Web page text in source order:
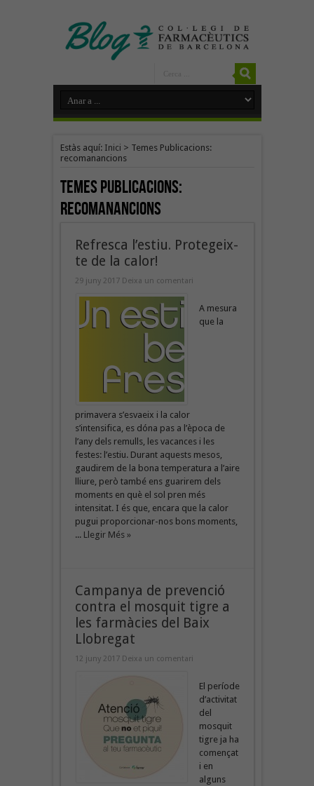
Estàs aquí: Inici > Temes Publicacions:
recomanancions
Temes Publicacions:
recomanancions
Refresca l’estiu. Protegeix-
te de la calor!
29 juny 2017 Deixa un comentari
A mesura
que la
primavera s’esvaeix i la calor
s’intensifica, es dóna pas a l’època de
l’any dels remulls, les vacances i les
festes: l’estiu. Durant aquests mesos,
gaudirem de la bona temperatura a l’aire
lliure, però també ens guarirem dels
moments en què el sol pren més
intensitat. I és que, encara que la calor
pugui proporcionar-nos bons moments,
... Llegir Més »
Campanya de prevenció
contra el mosquit tigre a
les farmàcies del Baix
Llobregat
12 juny 2017 Deixa un comentari
El període
d’activitat
del
mosquit
tigre ja ha
començat
i en
alguns